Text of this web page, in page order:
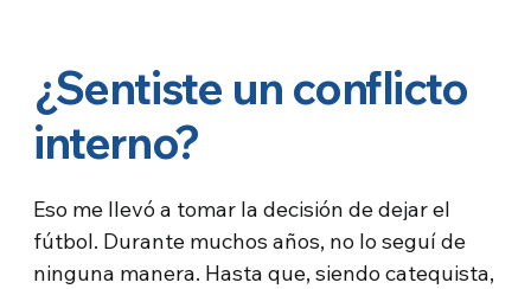
¿Sentiste un conflicto
interno?
Eso me llevó a tomar la decisión de dejar el
fútbol. Durante muchos años, no lo seguí de
ninguna manera. Hasta que, siendo catequista,